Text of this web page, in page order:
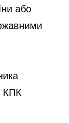
або
КПК